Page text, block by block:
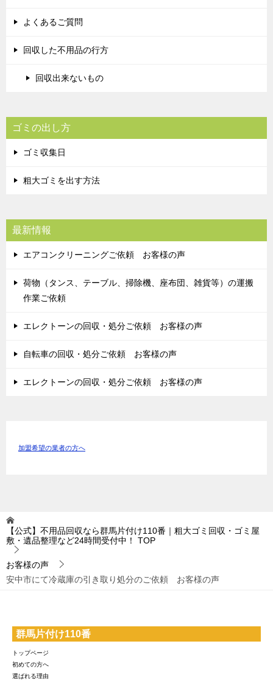
よくあるご質問
回収した不用品の行方
回収出来ないもの
ゴミの出し方
ゴミ収集日
粗大ゴミを出す方法
最新情報
エアコンクリーニングご依頼 お客様の声
荷物（タンス、テーブル、掃除機、座布団、雑貨等）の運搬
作業ご依頼
エレクトーンの回収・処分ご依頼 お客様の声
自転車の回収・処分ご依頼 お客様の声
エレクトーンの回収・処分ご依頼 お客様の声
加盟希望の業者の方へ
【公式】不用品回収なら群馬片付け110番｜粗大ゴミ回収・ゴミ屋
敷・遺品整理など24時間受付中！
TOP
お客様の声
安中市にて冷蔵庫の引き取り処分のご依頼 お客様の声
群馬片付け110番
トップページ
初めての方へ
選ばれる理由